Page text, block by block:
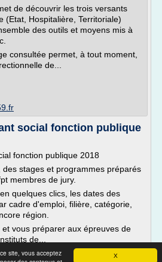
X
site, vous acceptez
de découvrir les trois versants
(Etat, Hospitalière, Territoriale)
des outils et moyens mis à
consultée permet, à tout moment,
de...
social fonction publique
fonction publique 2018
stages et programmes préparés
membres de jury.
quelques clics, les dates des
cadre d'emploi, filière, catégorie,
région.
vous préparer aux épreuves de
de...